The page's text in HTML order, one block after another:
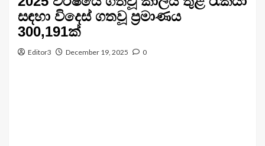
සඳහා විදෙස් ගතවූ ප්‍රමාණය
300,191ක්
Editor3 December 19, 2025 0